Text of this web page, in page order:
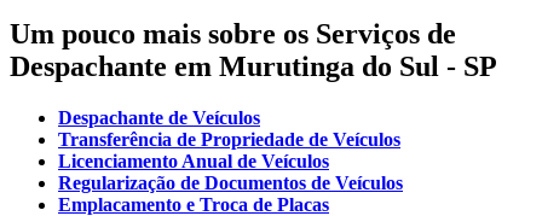
Um pouco mais sobre os Serviços de
Despachante em Murutinga do Sul - SP
Despachante de Veículos
Transferência de Propriedade de Veículos
Licenciamento Anual de Veículos
Regularização de Documentos de Veículos
Emplacamento e Troca de Placas